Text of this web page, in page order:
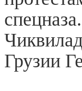
Грузии